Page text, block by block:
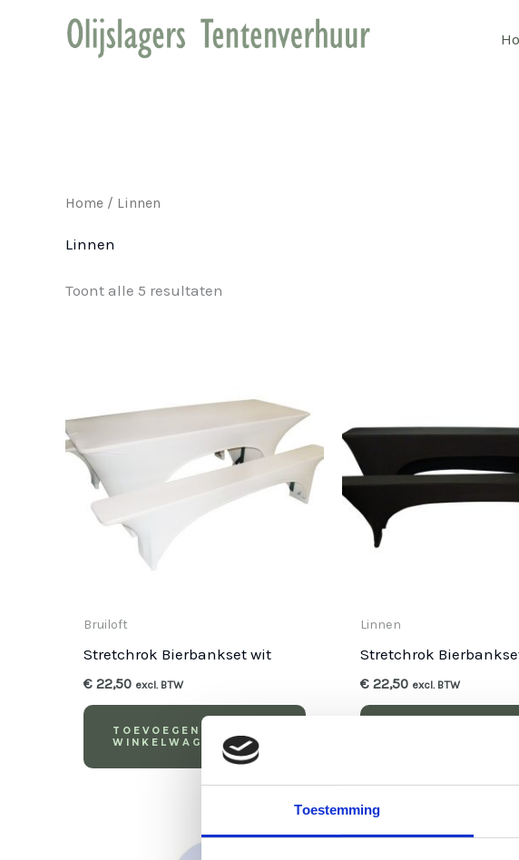
Toestemming
Home / Linnen
Linnen
Toont alle 5 resultaten
Bruiloft
Stretchrok Bierbankset wit
€ 22,50 excl. BTW
TOEVOEGEN AAN
WINKELWAGEN
Linnen
Stretchrok
€ 22,50 excl. BTW